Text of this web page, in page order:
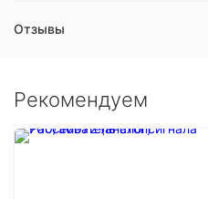
Отзывы
Рекомендуем